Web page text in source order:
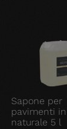
Sapone per
pavimenti
naturale 5 l